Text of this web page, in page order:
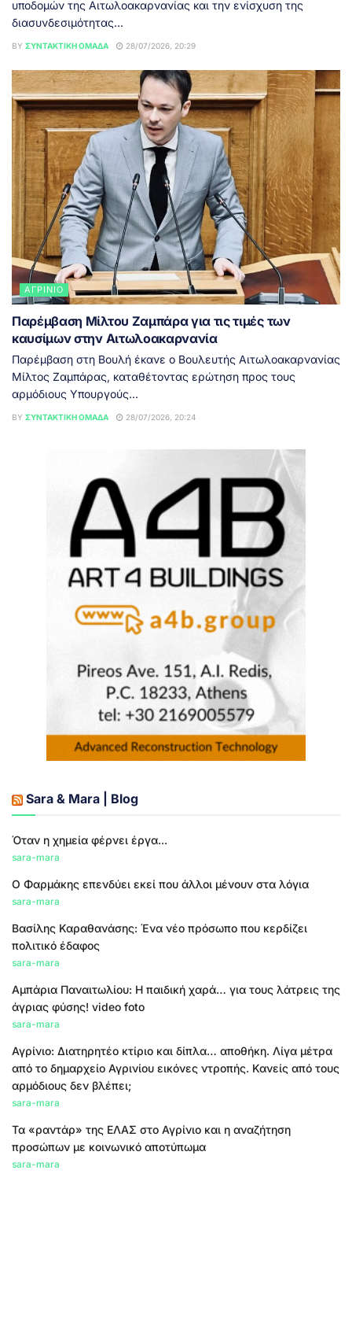
υποδομών της Αιτωλοακαρνανίας και την ενίσχυση της
διασυνδεσιμότητας...
BY ΣΥΝΤΑΚΤΙΚΉ ΟΜΆΔΑ 28/07/2026, 20:29
ΑΓΡΊΝΙΟ
Παρέμβαση Μίλτου Ζαμπάρα για τις τιμές των
καυσίμων στην Αιτωλοακαρνανία
Παρέμβαση στη Βουλή έκανε ο Βουλευτής Αιτωλοακαρνανίας
Μίλτος Ζαμπάρας, καταθέτοντας ερώτηση προς τους
αρμόδιους Υπουργούς...
BY ΣΥΝΤΑΚΤΙΚΉ ΟΜΆΔΑ 28/07/2026, 20:24
Sara & Mara | Blog
Όταν η χημεία φέρνει έργα...
sara-mara
Ο Φαρμάκης επενδύει εκεί που άλλοι μένουν στα λόγια
sara-mara
Βασίλης Καραθανάσης: Ένα νέο πρόσωπο που κερδίζει
πολιτικό έδαφος
sara-mara
Αμπάρια Παναιτωλίου: Η παιδική χαρά… για τους λάτρεις της
άγριας φύσης! video foto
sara-mara
Αγρίνιο: Διατηρητέο κτίριο και δίπλα… αποθήκη. Λίγα μέτρα
από το δημαρχείο Αγρινίου εικόνες ντροπής. Κανείς από τους
αρμόδιους δεν βλέπει;
sara-mara
Τα «ραντάρ» της ΕΛΑΣ στο Αγρίνιο και η αναζήτηση
προσώπων με κοινωνικό αποτύπωμα
sara-mara